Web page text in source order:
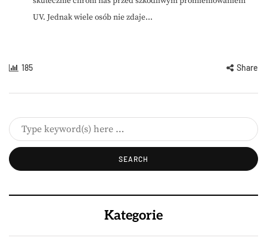
UV. Jednak wiele osób nie zdaje...
185 Share
Kategorie